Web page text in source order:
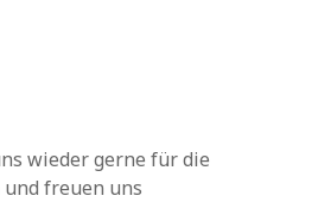
wieder gerne für die
freuen uns